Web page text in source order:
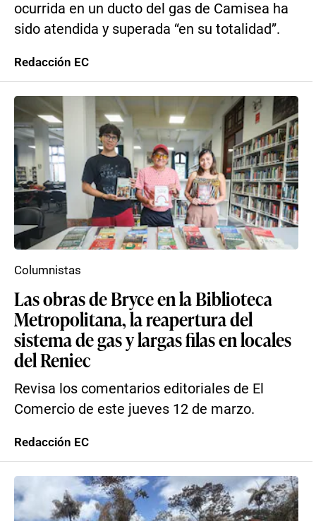
ocurrida en un ducto del gas de Camisea ha
sido atendida y superada “en su totalidad”.
Redacción EC
Las obras de Bryce en la Biblioteca
Metropolitana, la reapertura del
sistema de gas y largas filas en locales
del Reniec
Revisa los comentarios editoriales de El
Comercio de este jueves 12 de marzo.
Columnistas
Redacción EC